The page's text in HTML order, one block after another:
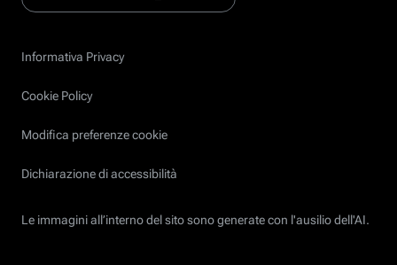
Informativa Privacy
Cookie Policy
Modifica preferenze cookie
Dichiarazione di accessibilità
Le immagini all’interno del sito sono generate con l'ausilio dell'AI.